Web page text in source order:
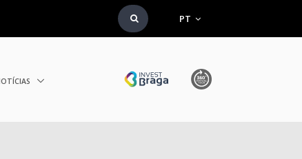
PT